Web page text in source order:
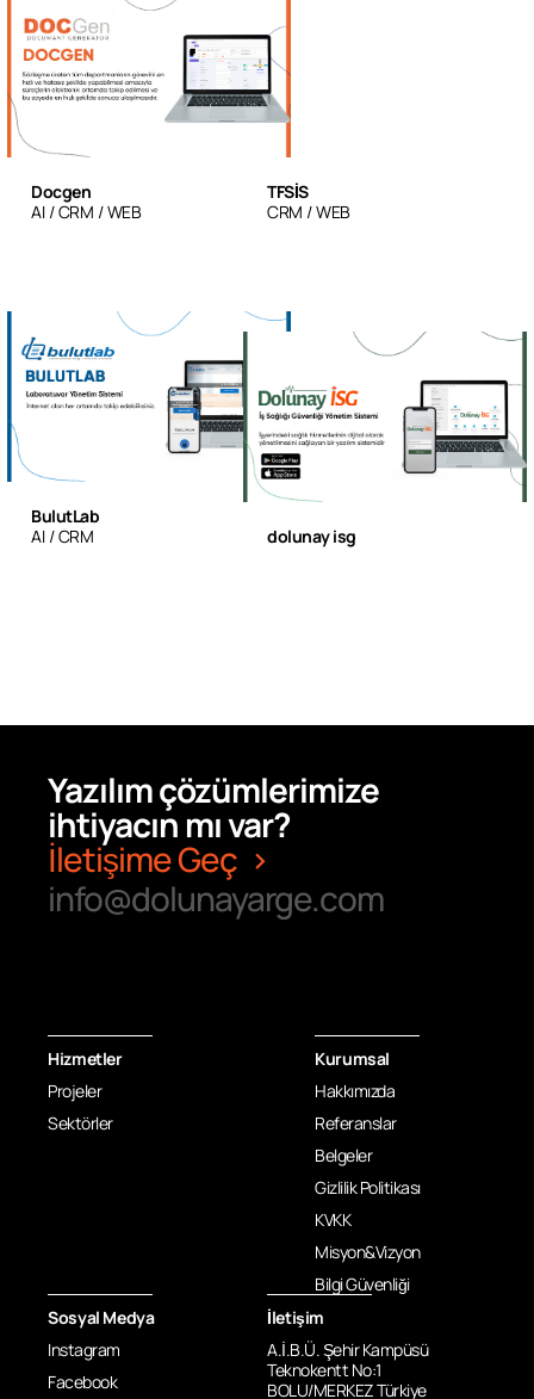
Docgen
AI
CRM WEB
TFSİS
CRM
WEB
BulutLab
AI
CRM dolunay isg
Yazılım çözümlerimize
ihtiyacın mı var?
İletişime Geç
info@dolunayarge.com
Hizmetler
Projeler
Sektörler
Kurumsal
Hakkımızda
Referanslar
Belgeler
Gizlilik Politikası
KVKK
Misyon&Vizyon
Bilgi Güvenliği
Sosyal Medya
Instagram
Facebook
İletişim
A.İ.B.Ü. Şehir Kampüsü
Teknokentt No:1
BOLU/MERKEZ Türkiye